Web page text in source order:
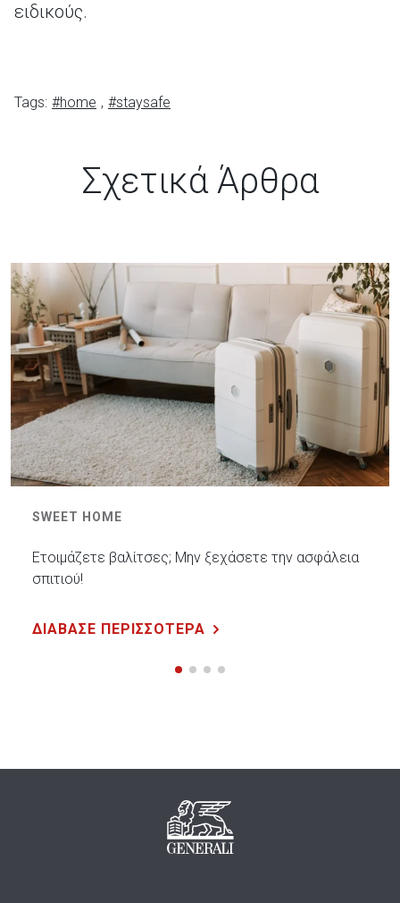
ειδικούς.
Tags: #home , #staysafe
Σχετικά Άρθρα
SWEET HOME
Ετοιμάζετε βαλίτσες; Μην ξεχάσετε την ασφάλεια
σπιτιού!
ΔΙΑΒΑΣΕ ΠΕΡΙΣΣΟΤΕΡΑ